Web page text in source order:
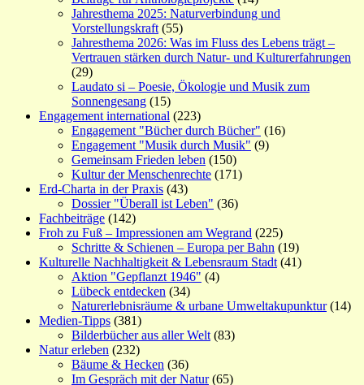
Jahresthema 2025: Naturverbindung und
Vorstellungskraft (55)
Jahresthema 2026: Was im Fluss des Lebens trägt –
Vertrauen stärken durch Natur- und Kulturerfahrungen
(29)
Laudato si – Poesie, Ökologie und Musik zum
Sonnengesang (15)
Engagement international (223)
Engagement "Bücher durch Bücher" (16)
Engagement "Musik durch Musik" (9)
Gemeinsam Frieden leben (150)
Kultur der Menschenrechte (171)
Erd-Charta in der Praxis (43)
Dossier "Überall ist Leben" (36)
Fachbeiträge (142)
Froh zu Fuß – Impressionen am Wegrand (225)
Schritte & Schienen – Europa per Bahn (19)
Kulturelle Nachhaltigkeit & Lebensraum Stadt (41)
Aktion "Gepflanzt 1946" (4)
Lübeck entdecken (34)
Naturerlebnisräume & urbane Umweltakupunktur(14)
Medien-Tipps (381)
Bilderbücher aus aller Welt (83)
Natur erleben (232)
Bäume & Hecken (36)
Im Gespräch mit der Natur(65)